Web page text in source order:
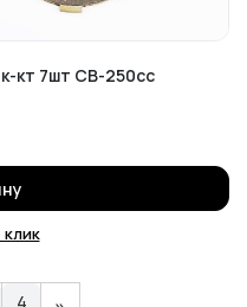
кт 7шт CB-250сс
клик
4